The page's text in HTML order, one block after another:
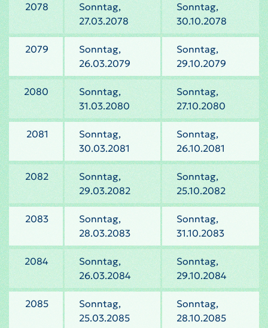
2078
Sonntag,
27.03.2078
Sonntag,
30.10.2078
2079
Sonntag,
26.03.2079
Sonntag,
29.10.2079
2080
Sonntag,
31.03.2080
Sonntag,
27.10.2080
2081
Sonntag,
30.03.2081
Sonntag,
26.10.2081
2082
Sonntag,
29.03.2082
Sonntag,
25.10.2082
2083
Sonntag,
28.03.2083
Sonntag,
31.10.2083
2084
Sonntag,
26.03.2084
Sonntag,
29.10.2084
2085
Sonntag,
25.03.2085
Sonntag,
28.10.2085